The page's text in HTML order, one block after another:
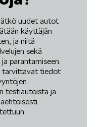
uudet autot
käyttäjän
ja niitä
sekä
parantamiseen.
tarvittavat tiedot
testiautoista ja